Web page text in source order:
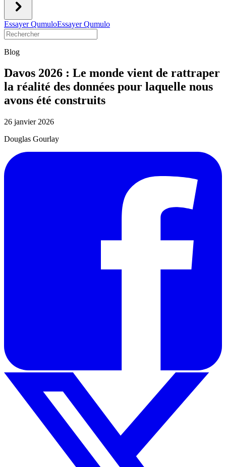
Essayer QumuloEssayer Qumulo
Blog
Davos 2026 : Le monde vient de rattraper
la réalité des données pour laquelle nous
avons été construits
26 janvier 2026
Douglas Gourlay